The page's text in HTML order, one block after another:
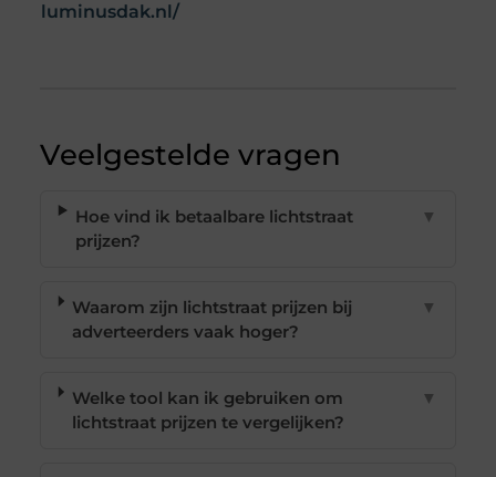
luminusdak.nl/
Veelgestelde vragen
Hoe vind ik betaalbare lichtstraat
prijzen?
▼
Waarom zijn lichtstraat prijzen bij
adverteerders vaak hoger?
▼
Welke tool kan ik gebruiken om
lichtstraat prijzen te vergelijken?
▼